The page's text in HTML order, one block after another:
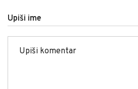
Upiši ime